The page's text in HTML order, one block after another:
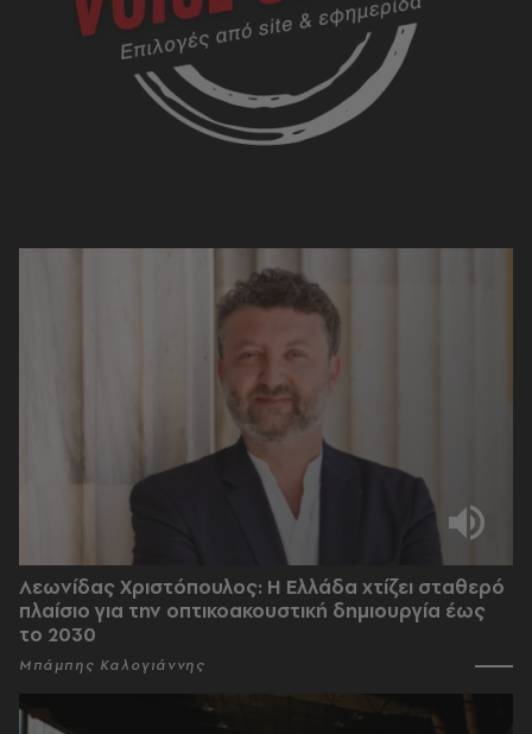
Λεωνίδας Χριστόπουλος: Η Ελλάδα χτίζει σταθερό
πλαίσιο για την οπτικοακουστική δημιουργία έως
το 2030
Μπάμπης Καλογιάννης